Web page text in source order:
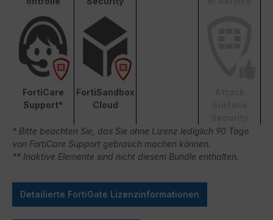
FortiCare
Support*
FortiSandbox
Cloud
* Bitte beachten Sie, das Sie ohne Lizenz lediglich 90 Tage
von FortiCare Support gebrauch machen können.
** Inaktive Elemente sind nicht diesem Bundle enthalten.
Detailierte FortiGate Lizenzinformationen